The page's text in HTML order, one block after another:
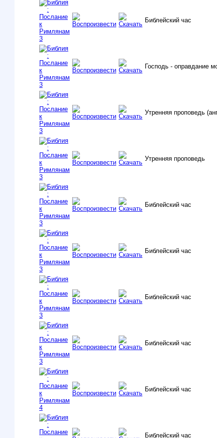
Библейский час
Господь - оправдание
Утренняя проповедь
Утренняя проповедь
Библейский час
Библейский час
Библейский час
Библейский час
Библейский час
Библейский час